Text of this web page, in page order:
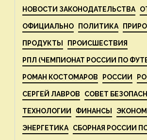
НОВОСТИ ЗАКОНОДАТЕЛЬСТВА
ОФИЦИАЛЬНО ПОЛИТИКА
ПРОДУКТЫ ПРОИСШЕСТВИЯ
РПЛ (ЧЕМПИОНАТ РОССИИ ПО
РОМАН КОСТОМАРОВ РОССИИ
СЕРГЕЙ ЛАВРОВ СОВЕТ
ТЕХНОЛОГИИ ФИНАНСЫ
ЭНЕРГЕТИКА СБОРНАЯ РОССИИ